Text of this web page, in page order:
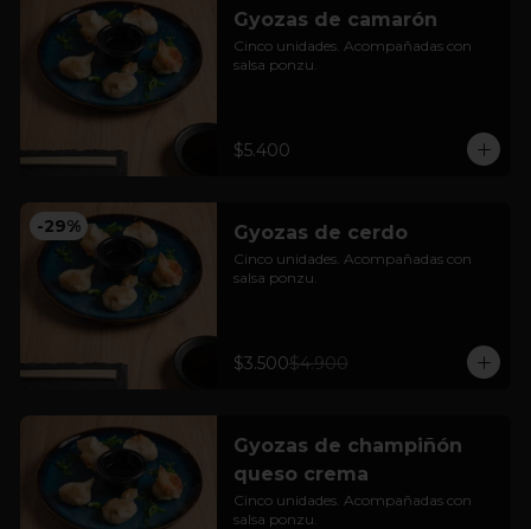
Gyozas de camarón
Cinco unidades. Acompañadas con
salsa ponzu.
$5.400
-29% Gyozas de cerdo
Cinco unidades. Acompañadas con
salsa ponzu.
$3.500$4.900
Gyozas de champiñón
queso crema
Cinco unidades. Acompañadas con
salsa ponzu.